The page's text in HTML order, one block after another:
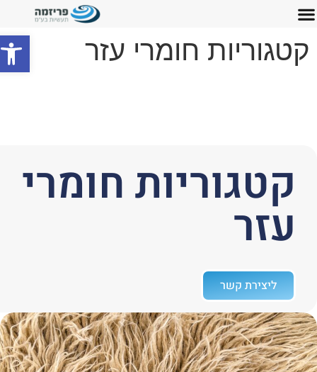
פתח קטגוריות חומרי עזר
קטגוריות חומרי
עזר
ליצירת קשר